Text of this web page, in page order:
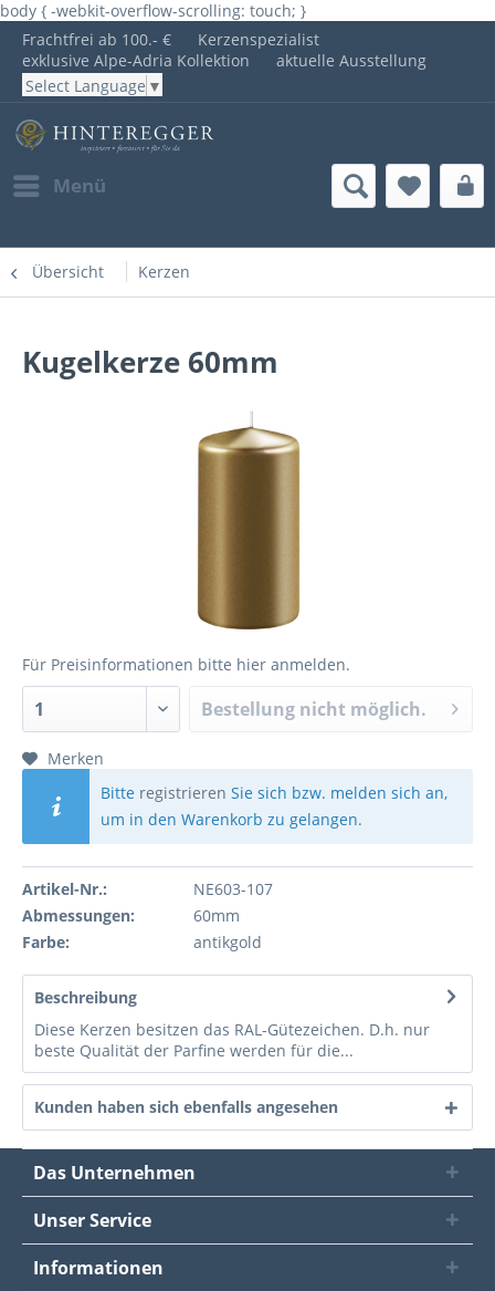
body { -webkit-overflow-scrolling: touch; }
Frachtfrei ab 100.- €
Kerzenspezialist
exklusive Alpe-Adria Kollektion
aktuelle Ausstellung
Select Language ▼
Menü
Übersicht Kerzen
Kugelkerze 60mm
Für Preisinformationen bitte hier anmelden.
Bestellung nicht möglich.
Merken
Bitte registrieren Sie sich bzw. melden sich an,
um in den Warenkorb zu gelangen.
Artikel-Nr.:
NE603-107
Abmessungen:
60mm
Farbe:
antikgold
Beschreibung
Diese Kerzen besitzen das RAL-Gütezeichen. D.h. nur
beste Qualität der Parfine werden für die...
Kunden haben sich ebenfalls angesehen
Das Unternehmen
Unser Service
Informationen